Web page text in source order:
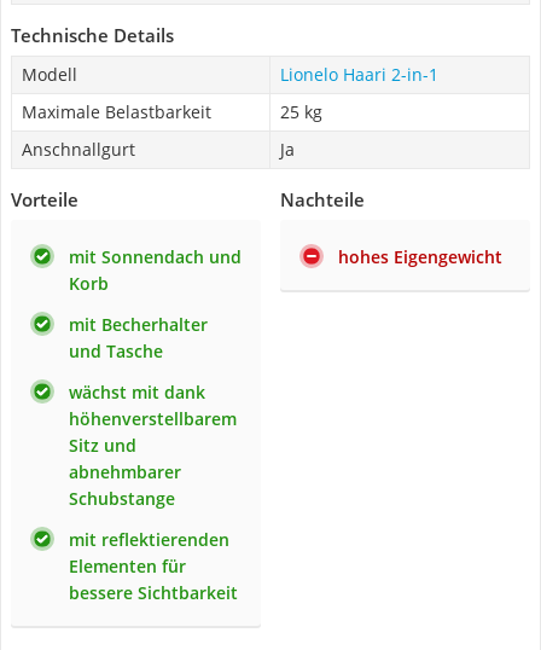
Technische Details
Modell
Lionelo Haari 2-in-1
Maximale Belastbarkeit
25 kg
Anschnallgurt
Ja
Vorteile
mit Sonnendach und
Korb
mit Becherhalter
und Tasche
wächst mit dank
höhenverstellbarem
Sitz und
abnehmbarer
Schubstange
mit reflektierenden
Elementen für
bessere Sichtbarkeit
Nachteile
hohes Eigengewicht